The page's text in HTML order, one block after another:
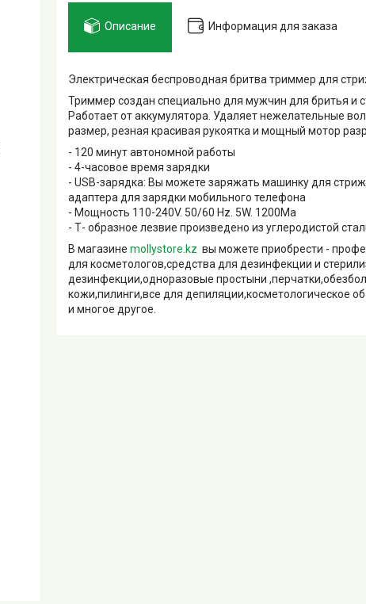
Описание Информация для заказа
Электрическая беспроводная бритва триммер для
Триммер создан специально для мужчин для бритья и
Работает от аккумулятора. Удаляет нежелательные
размер, резная красивая рукоятка и мощный мотор
- 120 минут автономной работы
- 4-часовое время зарядки
- USB-зарядка: Вы можете заряжать машинку для
адаптера для зарядки мобильного телефона
- Мощность 110-240V. 50/60 Hz. 5W. 1200Ma
- Т- образное лезвие произведено из углеродистой
В магазине mollystore.kz вы можете приобрести -
для косметологов,средства для дезинфекции и
дезинфекции,одноразовые простыни
кожи,пилинги,все для депиляции,косметологическое
и многое другое.